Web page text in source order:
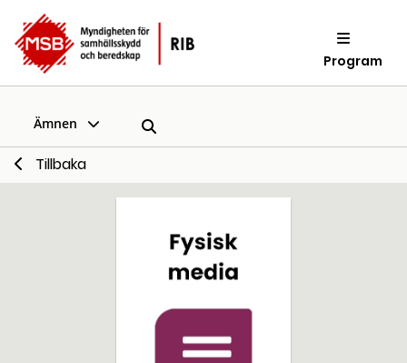
Program
Ämnen
Tillbaka